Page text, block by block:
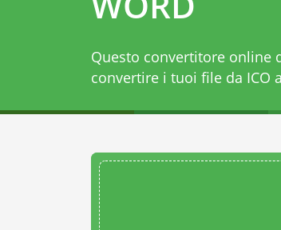
Questo convertitore online
convertire i tuoi file da ICO